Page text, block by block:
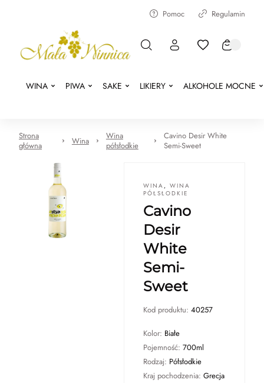
Pomoc Regulamin
WINA PIWA SAKE LIKIERY ALKOHOLE MOCNE
Strona
główna
Wina
Wina
półsłodkie
Cavino Desir White
Semi-Sweet
WINA , WINA
PÓŁSŁODKIE
Cavino
Desir
White
Semi-
Sweet
Kod produktu: 40257
Kolor: Białe
Pojemność: 700ml
Rodzaj: Półsłodkie
Kraj pochodzenia: Grecja